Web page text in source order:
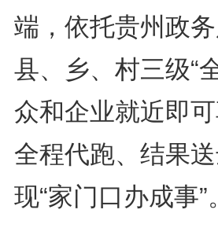
端，依托贵州政
县、乡、村三级“
众和企业就近即
全程代跑、结果
现“家门口办成事”。